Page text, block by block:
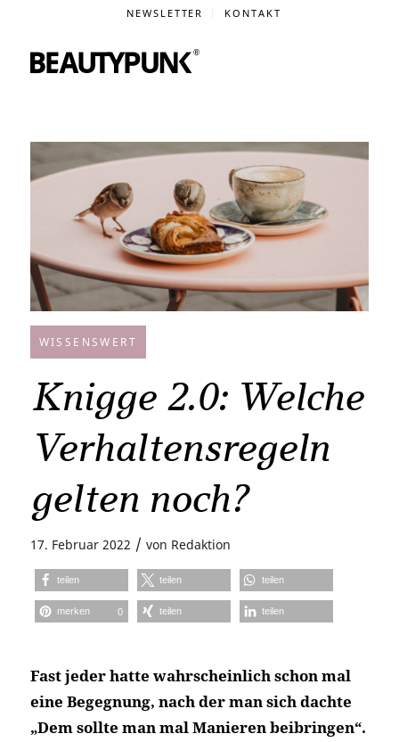
NEWSLETTER KONTAKT
WISSENSWERT
Knigge 2.0: Welche
Verhaltensregeln
gelten noch?
17. Februar 2022 / von Redaktion
teilen teilen teilen
merken 0 teilen teilen
Fast jeder hatte wahrscheinlich schon mal
eine Begegnung, nach der man sich dachte
„Dem sollte man mal Manieren beibringen“.